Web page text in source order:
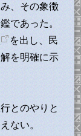
、その象徴
であった。
を出し、民
を明確に示
とのやりと
ない。